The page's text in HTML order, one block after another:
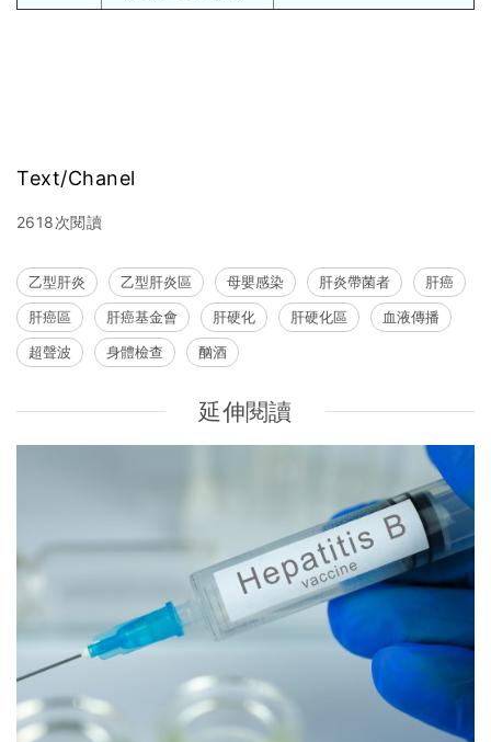
Text/Chanel
2618次閱讀
乙型肝炎 乙型肝炎區 母嬰感染 肝炎帶菌者
肝癌
肝癌區
肝癌基金會 肝硬化 肝硬化區
血液傳播
超聲波
身體檢查 酗酒
延伸閱讀